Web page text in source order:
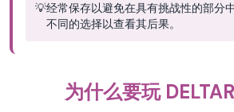
💡经常保存以避免在具有挑战性的部分
不同的选择以查看其后果。
为什么要玩